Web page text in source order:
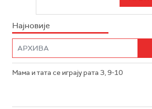
РТС ЖИВОТ
ИНФО
Најновије
Мама и тата се играју рата 3, 9-10